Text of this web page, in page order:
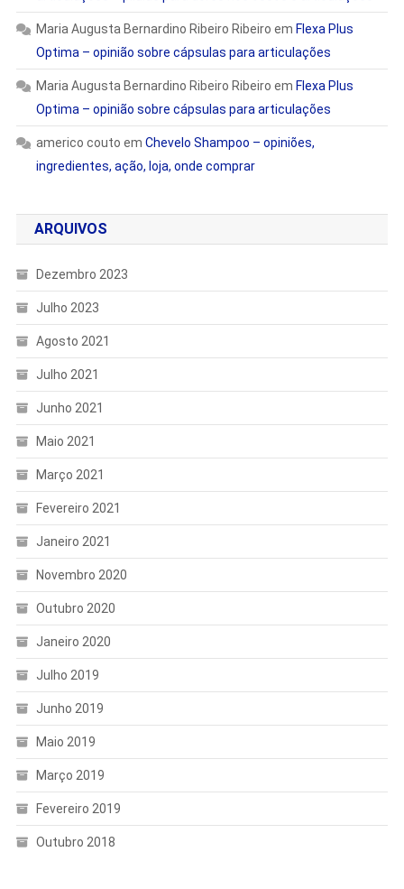
Maria Augusta Bernardino Ribeiro Ribeiro em Flexa Plus
Optima – opinião sobre cápsulas para articulações
Maria Augusta Bernardino Ribeiro Ribeiro em Flexa Plus
Optima – opinião sobre cápsulas para articulações
americo couto em Chevelo Shampoo – opiniões,
ingredientes, ação, loja, onde comprar
ARQUIVOS
Dezembro 2023
Julho 2023
Agosto 2021
Julho 2021
Junho 2021
Maio 2021
Março 2021
Fevereiro 2021
Janeiro 2021
Novembro 2020
Outubro 2020
Janeiro 2020
Julho 2019
Junho 2019
Maio 2019
Março 2019
Fevereiro 2019
Outubro 2018